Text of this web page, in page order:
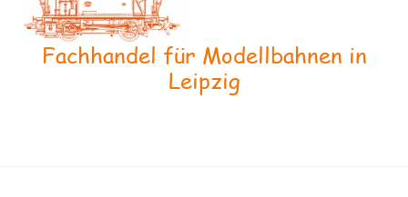
Fachhandel für Modellbahnen in
Leipzig